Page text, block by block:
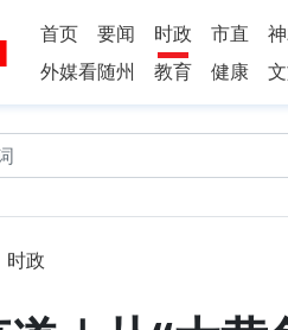
首页 要闻 时政 市直
外媒看随州
教育 健康
时政